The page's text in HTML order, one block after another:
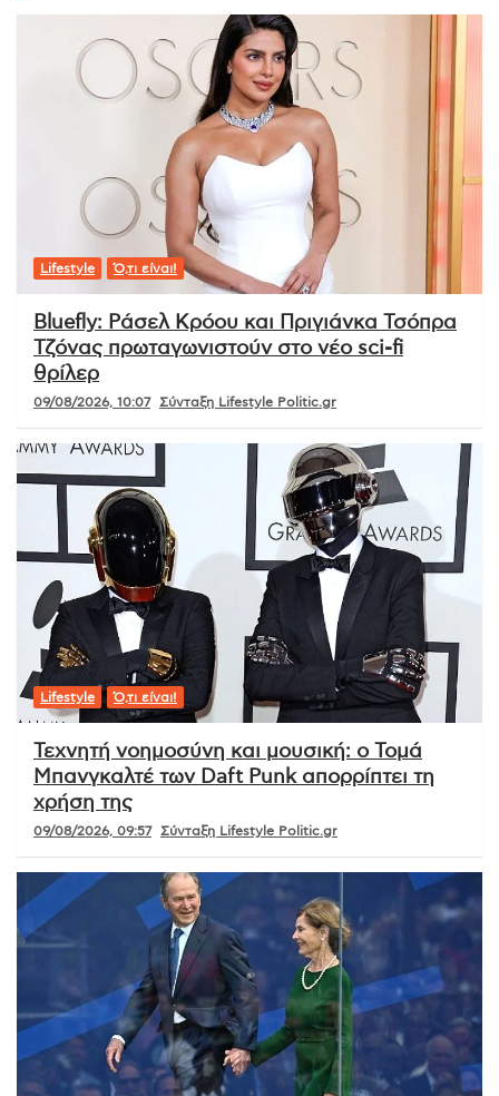
Lifestyle Ό,τι είναι!
Bluefly: Ράσελ Κρόου και Πριγιάνκα Τσόπρα
Τζόνας πρωταγωνιστούν στο νέο sci-fi
θρίλερ
09/08/2026, 10:07 Σύνταξη Lifestyle Politic.gr
Lifestyle Ό,τι είναι!
Τεχνητή νοημοσύνη και μουσική: ο Τομά
Μπανγκαλτέ των Daft Punk απορρίπτει τη
χρήση της
09/08/2026, 09:57 Σύνταξη Lifestyle Politic.gr